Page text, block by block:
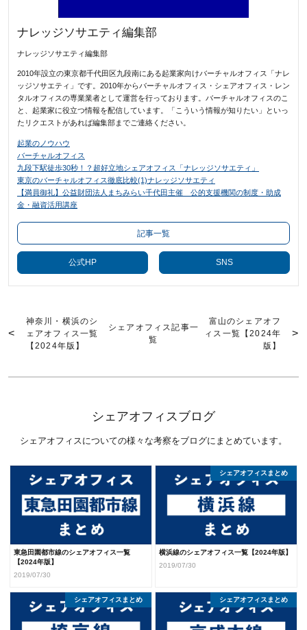
ナレッジソサエティ編集部
ナレッジソサエティ編集部
2010年設立の東京都千代田区九段南にある起業家向けバーチャルオフィス「ナレ
ッジソサエティ」です。2010年からバーチャルオフィス・シェアオフィス・レン
タルオフィスの専業業者として運営を行っております。バーチャルオフィスのこ
と、起業家に役立つ情報を配信しています。「こういう情報が知りたい」といっ
たリクエストがあれば編集部までご連絡ください。
起業のノウハウ
バーチャルオフィス
九段下駅徒歩30秒！？超好立地シェアオフィス「ナレッジソサエティ」
東京のバーチャルオフィス徹底比較(1)ナレッジソサエティ
【満員御礼】公益財団法人まちみらい千代田主催 公的支援機関の制度・助成
金・融資活用講座
記事一覧
公式HP SNS
神奈川・横浜のシ
ェアオフィス一覧
【2024年版】
シェアオフィス記事一
覧
富山のシェアオフ
ィス一覧【2024年
版】
シェアオフィスブログ
シェアオフィスについての様々な考察をブログにまとめています。
東急田園都市線のシェアオフィス一覧
【2024年版】
2019/07/30
横浜線のシェアオフィス一覧【2024年版】
2019/07/30
シェアオフィスまとめ
シェアオフィスまとめ シェアオフィスまとめ